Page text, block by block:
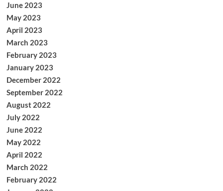
June 2023
May 2023
April 2023
March 2023
February 2023
January 2023
December 2022
September 2022
August 2022
July 2022
June 2022
May 2022
April 2022
March 2022
February 2022